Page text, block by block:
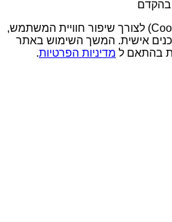
בהקדם
האתר משתמש בעוגיות (Cookies) לצורך שיפור חוויית המשתמש,
אישית. המשך השימוש באתר
בהתאם ל מדיניות הפרטיות.